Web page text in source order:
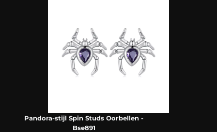
Pandora-stijl Spin Studs Oorbellen -
Bse891